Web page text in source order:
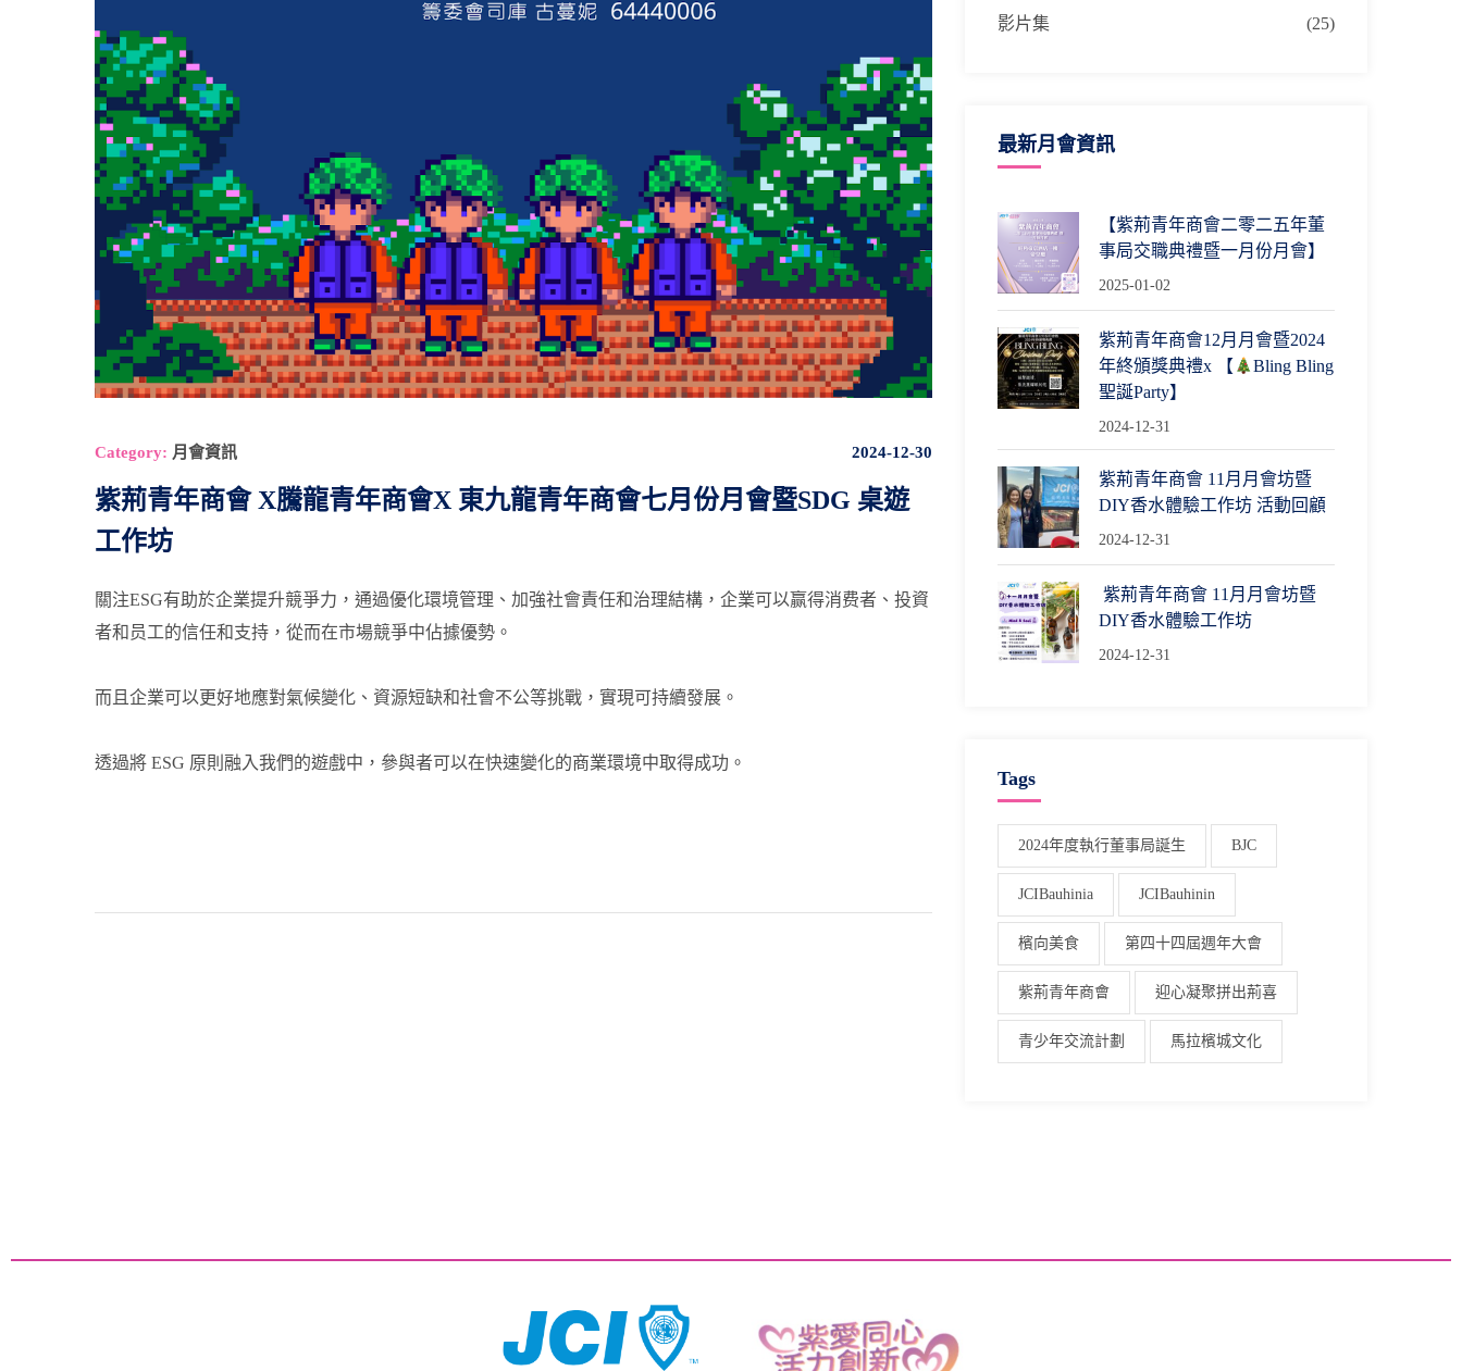
Category: 月會資訊 2024-12-30
紫荊青年商會 X騰龍青年商會X 東九龍青年商會七月份月會暨SDG 桌遊
工作坊
關注ESG有助於企業提升競爭力，通過優化環境管理、加強社會責任和治理結構，企業可以赢得消费者、投資
者和员工的信任和支持，從而在市場競爭中佔據優勢。
而且企業可以更好地應對氣候變化、資源短缺和社會不公等挑戰，實現可持續發展。
透過將 ESG 原則融入我們的遊戲中，參與者可以在快速變化的商業環境中取得成功。
影片集 (25)
最新月會資訊
【紫荊青年商會二零二五年董
事局交職典禮暨一月份月會】
2025-01-02
紫荊青年商會12月月會暨2024
年終頒獎典禮x 【
Bling Bling
聖誕Party】
2024-12-31
紫荊青年商會 11月月會坊暨
DIY香水體驗工作坊 活動回顧
2024-12-31
紫荊青年商會 11月月會坊暨
DIY香水體驗工作坊
2024-12-31
Tags
2024年度執行董事局誕生 BJC
JCIBauhinia JCIBauhinin
檳向美食 第四十四屆週年大會
紫荊青年商會 迎心凝聚拼出荊喜
青少年交流計劃 馬拉檳城文化